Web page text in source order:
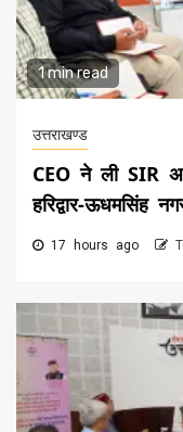
1 min read
उत्तराखण्ड
CEO ने ली SIR
हरिद्वार-ऊधमसिंह
17 hours ago